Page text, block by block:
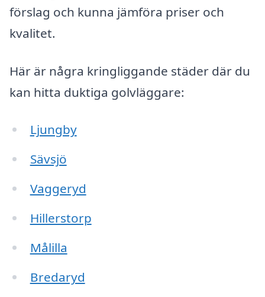
förslag och kunna jämföra priser och
kvalitet.
Här är några kringliggande städer där du
kan hitta duktiga golvläggare:
Ljungby
Sävsjö
Vaggeryd
Hillerstorp
Målilla
Bredaryd